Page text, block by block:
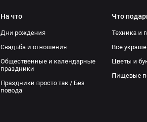
На что
Дни рождения
Свадьба и отношения
Общественные и календарные
праздники
Праздники просто так / Без
повода
Что
Техника и
Все
Цветы и
Пищевые